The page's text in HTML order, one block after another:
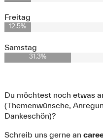
Freitag
12.5%
Samstag
31.3%
Du möchtest noch etwas
(Themenwünsche,
Dankeschön)?
Schreib uns gerne an